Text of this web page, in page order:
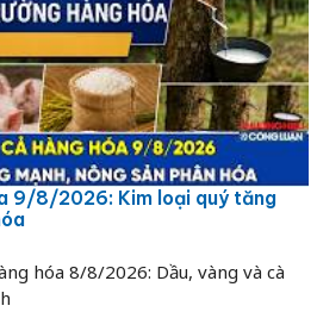
9/8/2026: Kim loại quý tăng
hóa 8/8/2026: Dầu, vàng và cà